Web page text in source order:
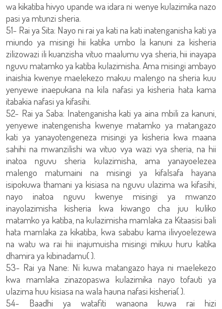
wa kikatiba hivyo upande wa idara ni wenye kulazimika nazo
pasi ya mtunzi sheria.
51- Rai ya Sita: Nayo ni rai ya kati na kati inatenganisha kati ya
miundo ya misingi hii katika umbo la kanuni za kisheria
zilizowazi ili kuanzisha vituo maalumu vya sheria, hii inayapa
nguvu matamko ya katiba kulazimisha. Ama misingi ambayo
inaishia kwenye maelekezo makuu malengo na sheria kuu
yenyewe inaepukana na kila nafasi ya kisheria hata kama
itabakia nafasi ya kifasihi.
52- Rai ya Saba: Inatenganisha kati ya aina mbili za kanuni,
yenyewe inatengenisha kwenye matamko ya matangazo
kati ya yanayotengeneza misingi ya kisheria kwa maana
sahihi na mwanzilishi wa vituo vya wazi vya sheria, na hii
inatoa nguvu sheria kulazimisha, ama yanayoelezea
malengo matumaini na misingi ya kifalsafa hayana
isipokuwa thamani ya kisiasa na nguvu ulazima wa kifasihi,
nayo inatoa nguvu kwenye misingi ya mwanzo
inayolazimisha kisheria kwa kiwango cha juu kuliko
matamko ya katiba, na kulazimisha mamlaka za Kitaasisi bali
hata mamlaka za kikatiba, kwa sababu kama ilivyoelezewa
na watu wa rai hii inajumuisha misingi mikuu huru katika
dhamira ya kibinadamu( ).
53- Rai ya Nane: Ni kuwa matangazo haya ni maelekezo
kwa mamlaka zinazopaswa kulazimika nayo tofauti ya
ulazima huu kisiasa na wala hauna nafasi kisheria( ).
54- Baadhi ya watafiti wanaona kuwa rai hizi